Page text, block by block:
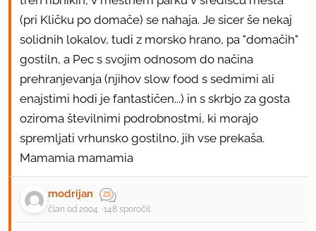
(pri Kličku po domače) se nahaja. Je sicer še nekaj
solidnih lokalov, tudi z morsko hrano, pa "domačih"
gostiln, a Pec s svojim odnosom do načina
prehranjevanja (njihov slow food s sedmimi ali
enajstimi hodi je fantastičen...) in s skrbjo za gosta
oziroma številnimi podrobnostmi, ki morajo
spremljati vrhunsko gostilno, jih vse prekaša.
Mamamia mamamia
modrijan
član od 2004 148 sporočil